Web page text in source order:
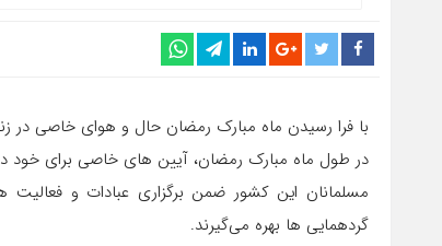
با فرا رسیدن ماه مبارک رمضان حال و هوای خاصی
در طول ماه مبارک رمضان، آیین های خاصی برای خود
مسلمانان این کشور ضمن برگزاری عبادات و
گردهمایی ها بهره می‌گیرند.